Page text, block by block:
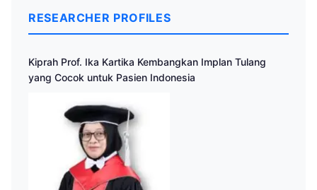
RESEARCHER PROFILES
Kiprah Prof. Ika Kartika Kembangkan Implan Tulang
yang Cocok untuk Pasien Indonesia